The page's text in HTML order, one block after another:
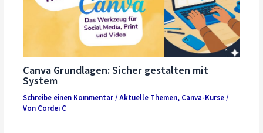
Canva Grundlagen: Sicher gestalten mit
System
Schreibe einen Kommentar/Aktuelle Themen, Canva-Kurse/
Von Cordei C